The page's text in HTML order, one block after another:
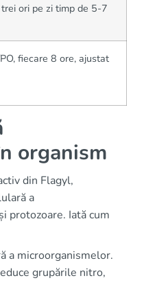
ori pe zi timp de 5-7
fiecare 8 ore, ajustat
organism
din Flagyl,
a
protozoare. Iată cum
a microorganismelor.
grupările nitro,